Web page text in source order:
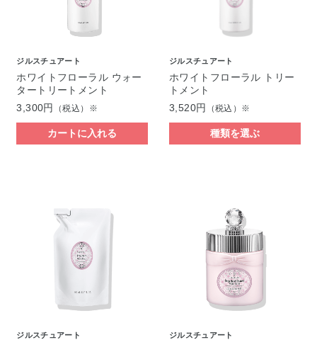
ジルスチュアート
ホワイトフローラル ウォー
タートリートメント
3,300円
（税込）※
カートに入れる
ジルスチュアート
ホワイトフローラル トリー
トメント
3,520円
（税込）※
種類を選ぶ
ジルスチュアート ジルスチュアート